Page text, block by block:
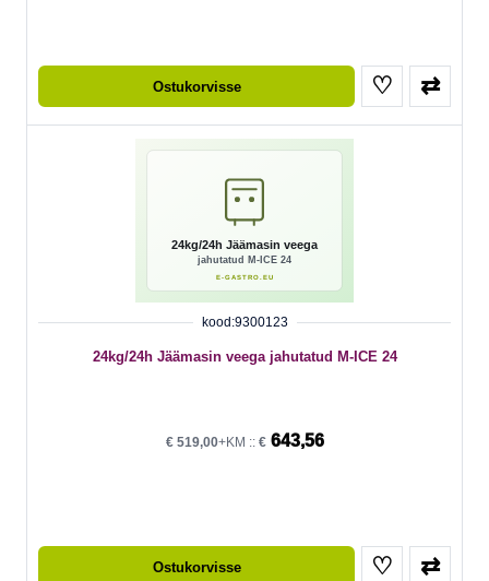
Ostukorvisse ♡ ⇄
kood:9300123
24kg/24h Jäämasin veega jahutatud M-ICE 24
€519,00+KM :: €643,56
Ostukorvisse ♡ ⇄